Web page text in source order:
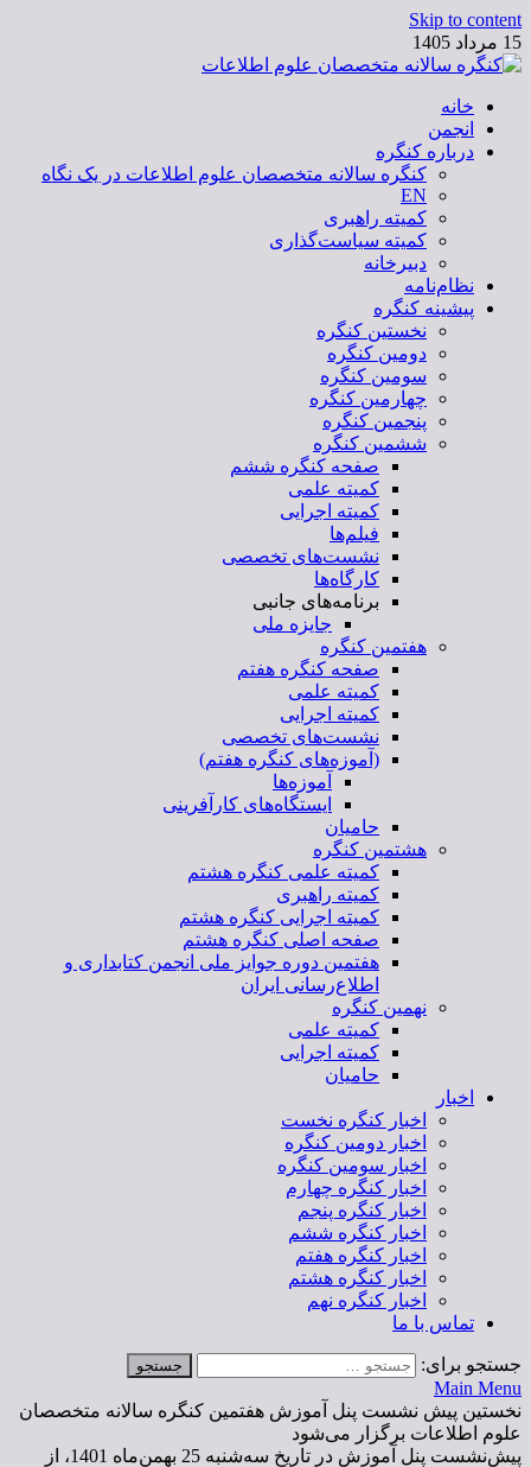
Skip to content
15 مرداد 1405
کنگره سالانه متخصصان علوم اطلاعات
خانه
انجمن
درباره کنگره
کنگره سالانه متخصصان علوم اطلاعات در یک نگاه
EN
کمیته راهبری
کمیته سیاست‌گذاری
دبیرخانه
نظام‌نامه
پیشینه کنگره
نخستین کنگره
دومین کنگره
سومین کنگره
چهارمین کنگره
پنجمین کنگره
ششمین کنگره
صفحه کنگره ششم
کمیته علمی
کمیته اجرایی
فیلم‌ها
نشست‌های تخصصی
کارگاه‌ها
برنامه‌های جانبی
جایزه ملی
هفتمین کنگره
صفحه کنگره هفتم
کمیته علمی
کمیته اجرایی
نشست‌های تخصصی
(آموزه‌های کنگره هفتم)
آموزه‌ها
ایستگاه‌های کارآفرینی
حامیان
هشتمین کنگره
کمیته علمی کنگره هشتم
کمیته راهبری
کمیته اجرایی کنگره هشتم
صفحه اصلی کنگره هشتم
هفتمین دوره جوایز ملی انجمن کتابداری و
اطلاع‌رسانی ایران
نهمین کنگره
کمیته علمی
کمیته اجرایی
حامیان
اخبار
اخبار کنگره نخست
اخبار دومین کنگره
اخبار سومین کنگره
اخبار کنگره چهارم
اخبار کنگره پنجم
اخبار کنگره ششم
اخبار کنگره هفتم
اخبار کنگره هشتم
اخبار کنگره نهم
تماس با ما
جستجو برای:
Main Menu
نخستین پیش نشست پنل آموزش هفتمین کنگره سالانه متخصصان
علوم اطلاعات برگزار می‌شود
پیش‌نشست پنل آموزش در تاریخ سه‌شنبه 25 بهمن‌‌ماه 1401، از